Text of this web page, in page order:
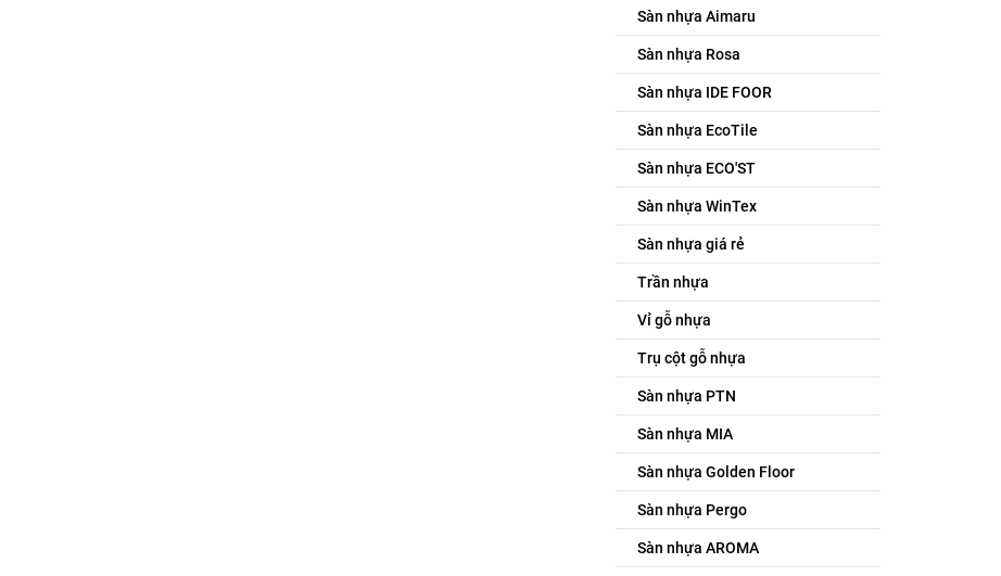
Sàn nhựa Aimaru
Sàn nhựa Rosa
Sàn nhựa IDE FOOR
Sàn nhựa EcoTile
Sàn nhựa ECO'ST
Sàn nhựa WinTex
Sàn nhựa giá rẻ
Trần nhựa
Vỉ gỗ nhựa
Trụ cột gỗ nhựa
Sàn nhựa PTN
Sàn nhựa MIA
Sàn nhựa Golden Floor
Sàn nhựa Pergo
Sàn nhựa AROMA